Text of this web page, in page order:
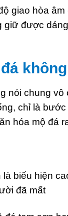
giao hòa
được
chung
chỉ là
hóa mộ đá
biểu hiện
đã mất